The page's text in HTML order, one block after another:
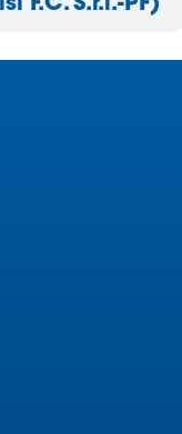
F.C. S.r.l.-PF)